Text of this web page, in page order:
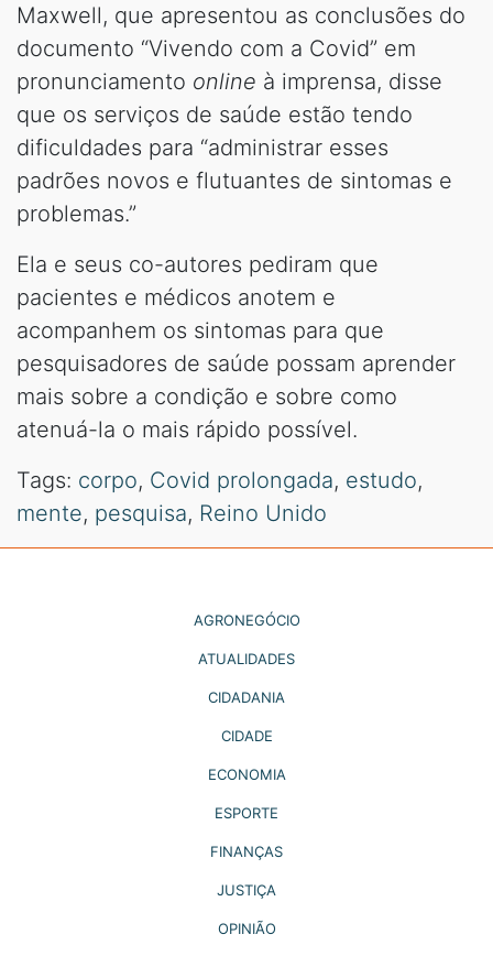
Maxwell, que apresentou as conclusões do
documento “Vivendo com a Covid” em
pronunciamento online à imprensa, disse
que os serviços de saúde estão tendo
dificuldades para “administrar esses
padrões novos e flutuantes de sintomas e
problemas.”
Ela e seus co-autores pediram que
pacientes e médicos anotem e
acompanhem os sintomas para que
pesquisadores de saúde possam aprender
mais sobre a condição e sobre como
atenuá-la o mais rápido possível.
Tags: corpo, Covid prolongada, estudo,
mente, pesquisa, Reino Unido
AGRONEGÓCIO
ATUALIDADES
CIDADANIA
CIDADE
ECONOMIA
ESPORTE
FINANÇAS
JUSTIÇA
OPINIÃO